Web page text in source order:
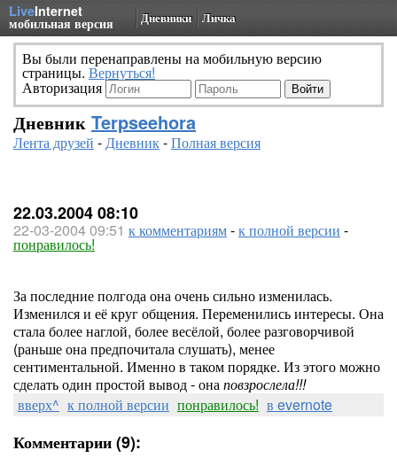
LiveInternet
мобильная версия Дневники Личка
Вы были перенаправлены на мобильную версию
страницы. Вернуться!
Авторизация
Дневник Terpseehora
Лента друзей -Дневник-Полная версия
22.03.2004 08:10
22-03-2004 09:51 к комментариям-к полной версии -
понравилось!
За последние полгода она очень сильно изменилась.
Изменился и её круг общения. Переменились интересы. Она
стала более наглой, более весёлой, более разговорчивой
(раньше она предпочитала слушать), менее
сентиментальной. Именно в таком порядке. Из этого можно
сделать один простой вывод - онаповзрослела!!!
вверх^ к полной версии понравилось! в evernote
Комментарии (9):